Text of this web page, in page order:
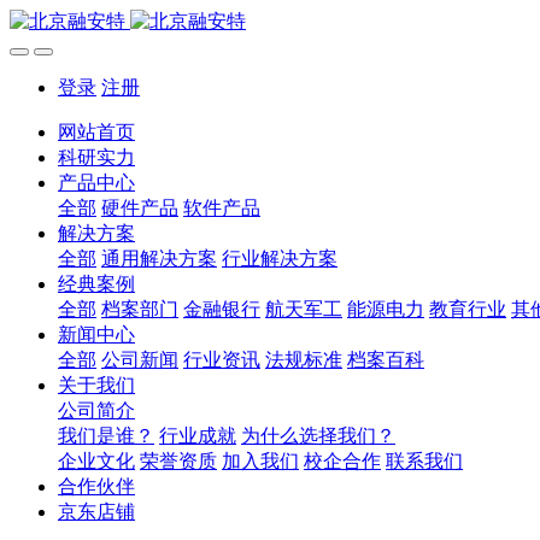
登录 注册
网站首页
科研实力
产品中心
全部 硬件产品 软件产品
解决方案
全部 通用解决方案 行业解决方案
经典案例
全部 档案部门 金融银行 航天军工 能源电力 教育行业 其
新闻中心
全部 公司新闻 行业资讯 法规标准 档案百科
关于我们
公司简介
我们是谁？ 行业成就 为什么选择我们？
企业文化 荣誉资质 加入我们 校企合作 联系我们
合作伙伴
京东店铺